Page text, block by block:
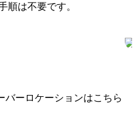
順は不要です。
バーロケーションはこちら